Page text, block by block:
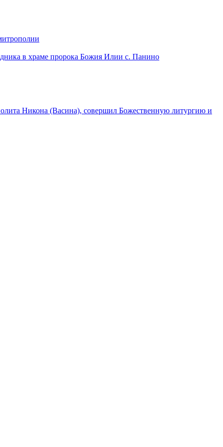
в храме пророка Божия Илии с. Панино
Никона (Васина), совершил Божественную литургию и